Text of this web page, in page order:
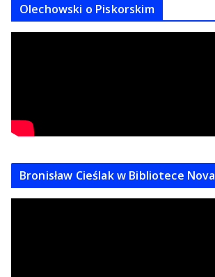
Olechowski o Piskorskim
Bronisław Cieślak w Bibliotece Nova